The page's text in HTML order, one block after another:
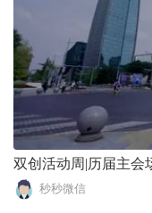
双创活动周|历届主
秒秒微信